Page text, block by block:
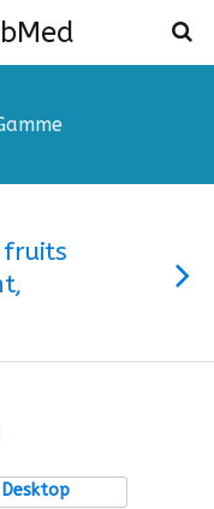
fruits
Desktop